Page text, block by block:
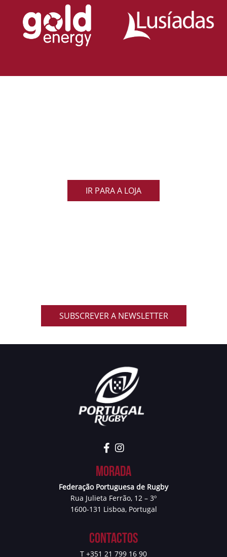
IR PARA A LOJA
SUBSCREVER A NEWSLETTER
Morada
Federação Portuguesa de Rugby
Rua Julieta Ferrão, 12 – 3º
1600-131 Lisboa, Portugal
Contactos
T +351 21 799 16 90